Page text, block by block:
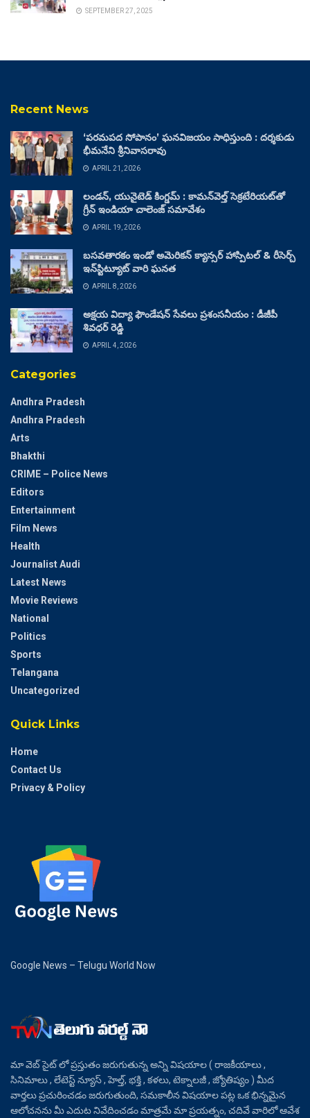
SEPTEMBER 27, 2025
Recent News
‘పరమపద సోపానం’ ఘనవిజయం సాధిస్తుంది : దర్శకుడు
భీమనేని శ్రీనివాసరావు
APRIL 21, 2026
లండన్, యునైటెడ్ కింగ్డమ్ : కామన్‌వెల్త్ సెక్రటేరియట్‌తో
గ్రీన్ ఇండియా చాలెంజ్ సమావేశం
APRIL 19, 2026
బసవతారకం ఇండో అమెరికన్ క్యాన్సర్ హాస్పిటల్ & రీసెర్చ్
ఇన్‌స్టిట్యూట్ వారి ఘనత
APRIL 8, 2026
అక్షయ విద్యా ఫౌండేషన్ సేవలు ప్రశంసనీయం : డీజీపీ
శివధర్ రెడ్డి
APRIL 4, 2026
Categories
Andhra Pradesh
Andhra Pradesh
Arts
Bhakthi
CRIME – Police News
Editors
Entertainment
Film News
Health
Journalist Audi
Latest News
Movie Reviews
National
Politics
Sports
Telangana
Uncategorized
Quick Links
Home
Contact Us
Privacy & Policy
Google News – Telugu World Now
మా వెబ్ సైట్ లో ప్రస్తుతం జరుగుతున్న అన్ని విషయాల ( రాజకీయాలు ,
సినిమాలు , లేటెస్ట్ న్యూస్ , హెల్త్, భక్తి , కళలు, టెక్నాలజీ , జ్యోతిష్యం ) మీద
వార్తలు ప్రచురించడం జరుగుతుంది, సమకాలీన విషయాల పట్ల ఒక భిన్నమైన
ఆలోచనను మీ ఎదుట నివేదించడం మాత్రమే మా ప్రయత్నం, చదివే వారిలో ఆవేశ